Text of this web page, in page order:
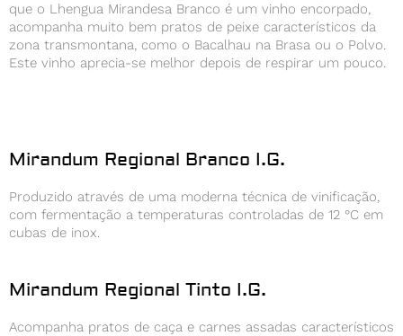
que o Lhengua Mirandesa Branco é um vinho encorpado,
acompanha muito bem pratos de peixe característicos da
zona transmontana, como o Bacalhau na Brasa ou o Polvo.
Este vinho aprecia-se melhor depois de respirar um pouco.
Mirandum Regional Branco I.G.
Produzido através de uma moderna técnica de vinificação,
com fermentação a temperaturas controladas de 12 °C em
cubas de inox.
Mirandum Regional Tinto I.G.
Acompanha pratos de caça e carnes assadas característicos